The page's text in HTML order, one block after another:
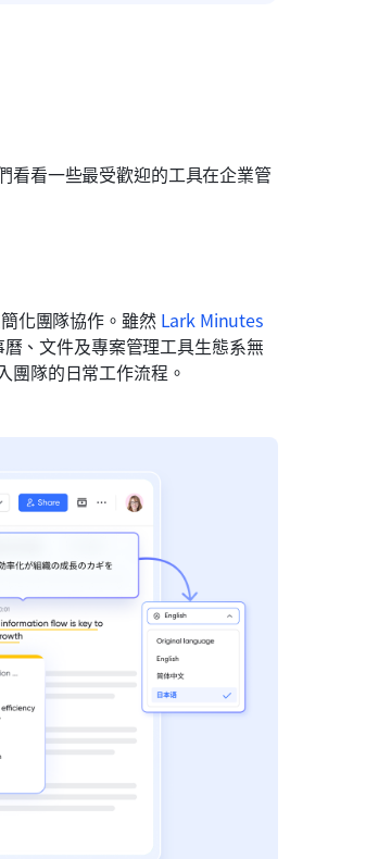
看看一些最受歡迎的工具在企業管
化團隊協作。雖然 Lark Minutes
、文件及專案管理工具生態系無
團隊的日常工作流程。